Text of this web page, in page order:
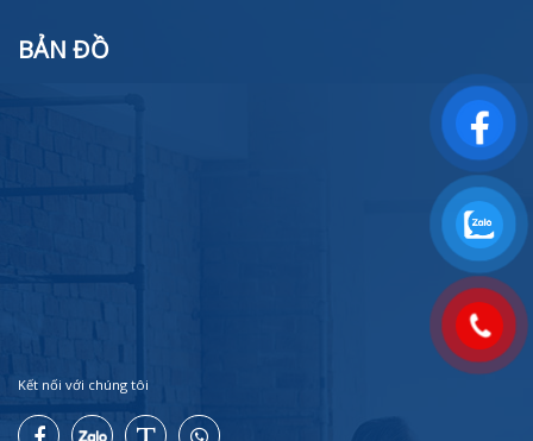
BẢN ĐỒ
Kết nối với chúng tôi